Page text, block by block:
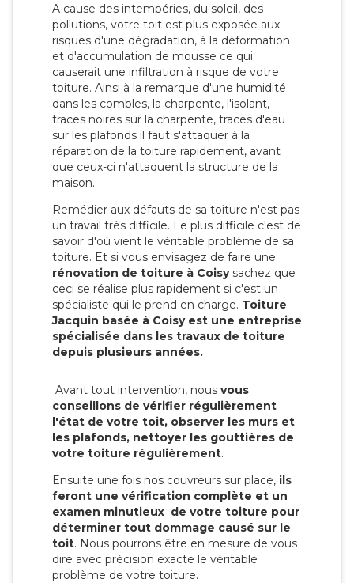
A cause des intempéries, du soleil, des
pollutions, votre toit est plus exposée aux
risques d'une dégradation, à la déformation
et d'accumulation de mousse ce qui
causerait une infiltration à risque de votre
toiture. Ainsi à la remarque d'une humidité
dans les combles, la charpente, l'isolant,
traces noires sur la charpente, traces d'eau
sur les plafonds il faut s'attaquer à la
réparation de la toiture rapidement, avant
que ceux-ci n'attaquent la structure de la
maison.
Remédier aux défauts de sa toiture n'est pas
un travail très difficile. Le plus difficile c'est de
savoir d'où vient le véritable problème de sa
toiture. Et si vous envisagez de faire une
rénovation de toiture à Coisysachez que
ceci se réalise plus rapidement si c'est un
spécialiste qui le prend en charge. Toiture
Jacquin basée à Coisy est une entreprise
spécialisée dans les travaux de toiture
depuis plusieurs années.
Avant tout intervention, nous vous
conseillons de vérifier régulièrement
l'état de votre toit, observer les murs et
les plafonds, nettoyer les gouttières de
votre toiture régulièrement.
Ensuite une fois nos couvreurs sur place, ils
feront une vérification complète et un
examen minutieux de votre toiture pour
déterminer tout dommage causé sur le
toit. Nous pourrons être en mesure de vous
dire avec précision exacte le véritable
problème de votre toiture.